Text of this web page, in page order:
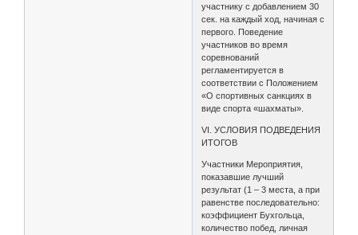
участнику с добавлением 30
сек. на каждый ход, начиная с
первого. Поведение
участников во время
соревнований
регламентируется в
соответствии с Положением
«О спортивных санкциях в
виде спорта «шахматы».
VI. УСЛОВИЯ ПОДВЕДЕНИЯ
ИТОГОВ
Участники Мероприятия,
показавшие лучший
результат (1 – 3 места, а при
равенстве последовательно:
коэффициент Бухгольца,
количество побед, личная